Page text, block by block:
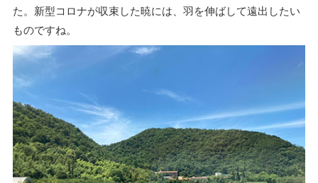
た。新型コロナが収束した暁には、羽を伸ばして遠出したい
ものですね。